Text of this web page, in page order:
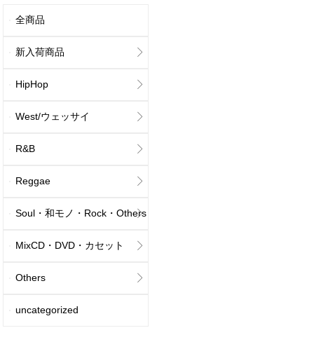
全商品
新入荷商品
HipHop
West/ウェッサイ
R&B
Reggae
Soul・和モノ・Rock・Others
MixCD・DVD・カセット
Others
uncategorized